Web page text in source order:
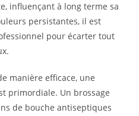
influençant à long terme sa
persistantes, il est
pour écarter tout
manière efficace, une
primordiale. Un brossage
de bouche antiseptiques